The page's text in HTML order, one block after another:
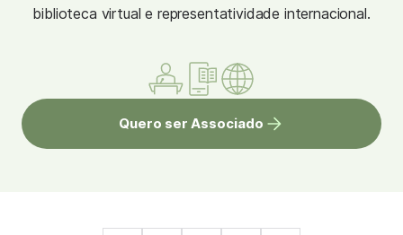
biblioteca virtual e representatividade internacional.
Quero ser Associado